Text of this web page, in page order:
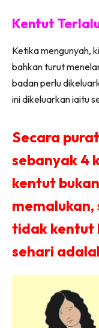
Kentut
Ketika mengunyah,
bahkan turut
badan perlu
ini dikeluarkan iaitu
Secara
sebanyak 4
kentut
tidak kentut
sehari